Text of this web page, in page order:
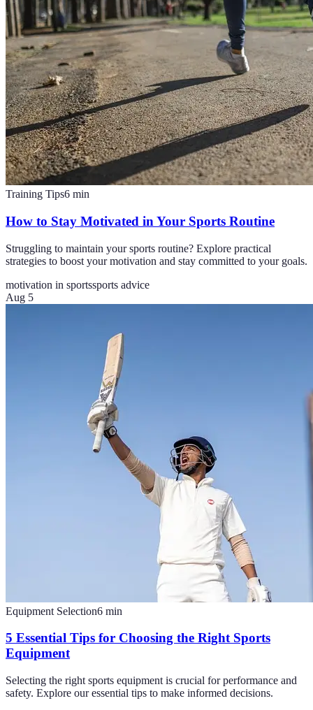
Training Tips6 min
How to Stay Motivated in Your Sports Routine
Struggling to maintain your sports routine? Explore practical
strategies to boost your motivation and stay committed to your goals.
motivation in sportssports advice
Aug 5
Equipment Selection6 min
5 Essential Tips for Choosing the Right Sports
Equipment
Selecting the right sports equipment is crucial for performance and
safety. Explore our essential tips to make informed decisions.